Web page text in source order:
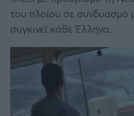
του πλοίου σε συνδυασμό
συγκινεί κάθε Έλληνα.